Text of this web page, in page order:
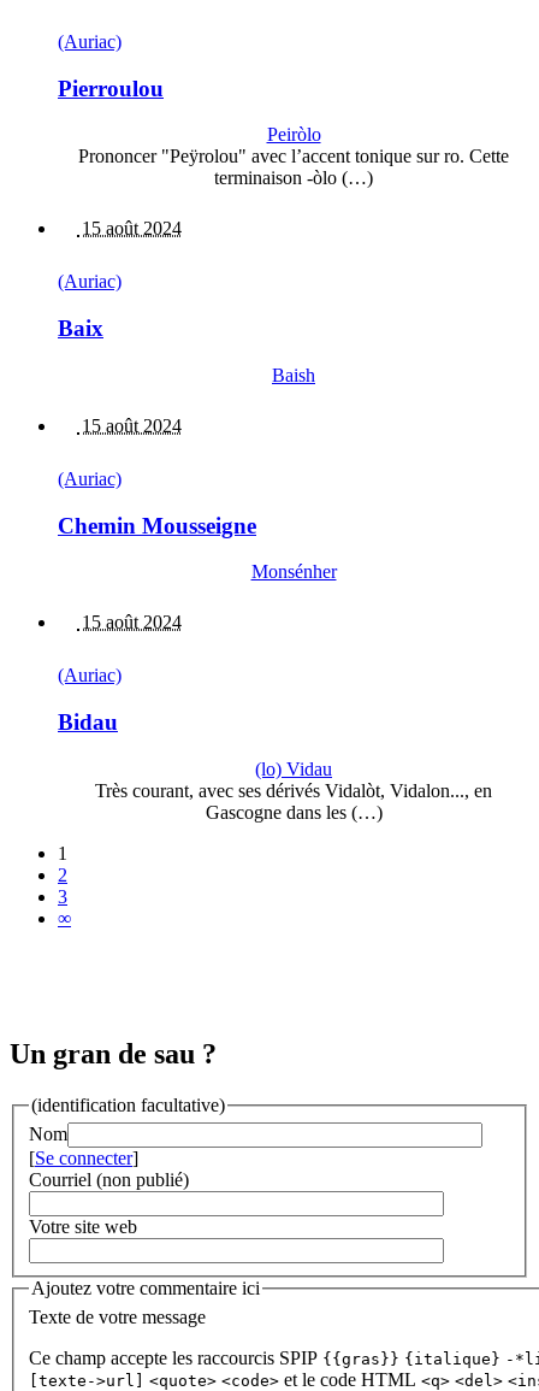
(Auriac)
Pierroulou
Peiròlo
Prononcer "Peÿrolou" avec l’accent tonique sur ro. Cette
terminaison -òlo (…)
15 août 2024
(Auriac)
Baix
Baish
15 août 2024
(Auriac)
Chemin Mousseigne
Monsénher
15 août 2024
(Auriac)
Bidau
(lo) Vidau
Très courant, avec ses dérivés Vidalòt, Vidalon..., en
Gascogne dans les (…)
1
2
3
∞
Un gran de sau ?
(identification facultative)
Nom
[Se connecter]
Courriel (non publié)
Votre site web
Ajoutez votre commentaire ici
Texte de votre message
Ce champ accepte les raccourcis SPIP {{gras}} {italique} -
[texte->url] <quote> <code> et le code HTML <q> <del>